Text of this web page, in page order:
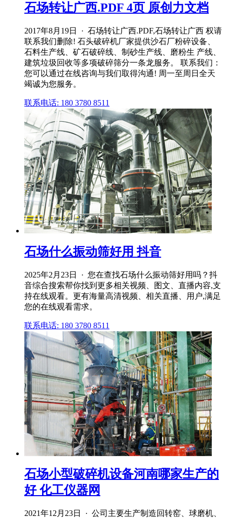
石场转让广西.PDF 4页 原创力文档
2017年8月19日 · 石场转让广西.PDF,石场转让广西 权请
联系我们删除! 石头破碎机厂家提供沙石厂粉碎设备、
石料生产线、矿石破碎线、制砂生产线、磨粉生 产线、
建筑垃圾回收等多项破碎筛分一条龙服务。 联系我们：
您可以通过在线咨询与我们取得沟通! 周一至周日全天
竭诚为您服务。
联系电话: 180 3780 8511
石场什么振动筛好用 抖音
2025年2月23日 · 您在查找石场什么振动筛好用吗？抖
音综合搜索帮你找到更多相关视频、图文、直播内容,支
持在线观看。更有海量高清视频、相关直播、用户,满足
您的在线观看需求。
联系电话: 180 3780 8511
石场小型破碎机设备河南哪家生产的
好 化工仪器网
2021年12月23日 · 公司主要生产制造回转窑、球磨机、